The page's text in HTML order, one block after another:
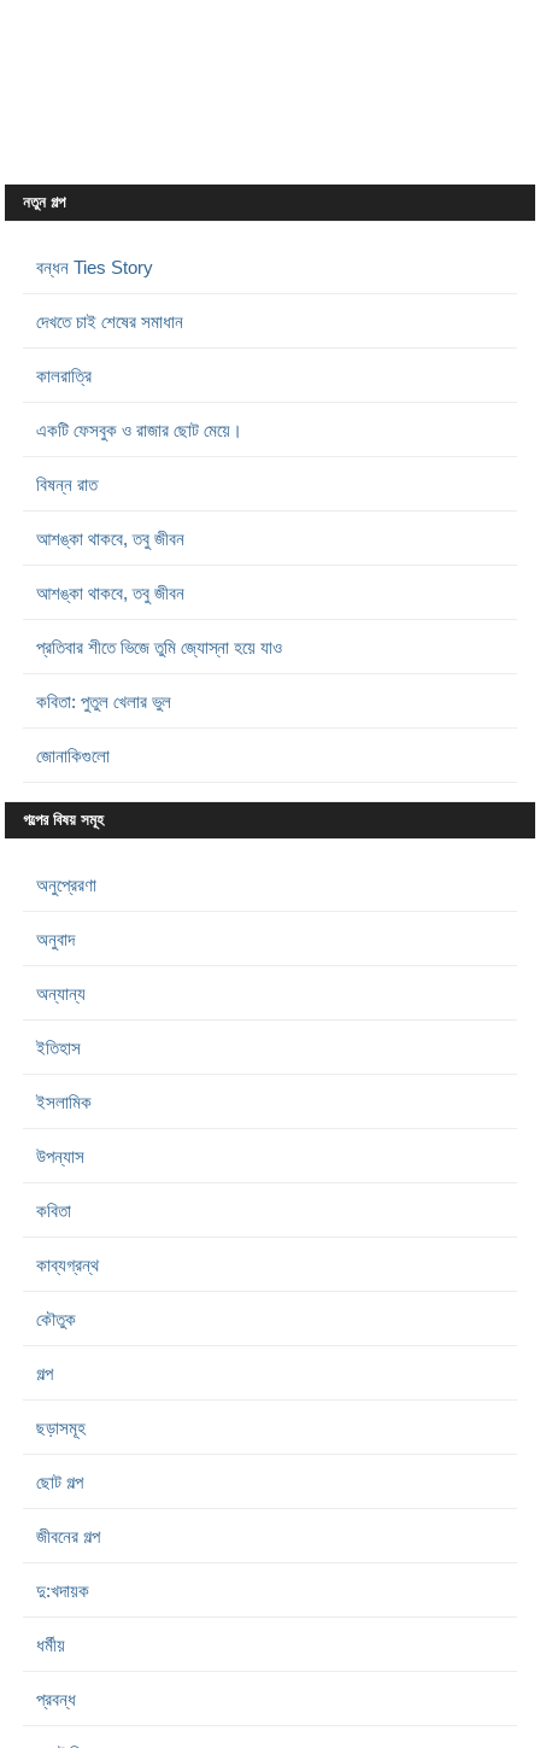
নতুন গল্প
বন্ধন Ties Story
দেখতে চাই শেষের সমাধান
কালরাত্রি
একটি ফেসবুক ও রাজার ছোট মেয়ে।
বিষন্ন রাত
আশঙ্কা থাকবে, তবু জীবন
আশঙ্কা থাকবে, তবু জীবন
প্রতিবার শীতে ভিজে তুমি জ্যোস্না হয়ে যাও
কবিতা: পুতুল খেলার ভুল
জোনাকিগুলো
গল্পের বিষয় সমূহ
অনুপ্রেরণা
অনুবাদ
অন্যান্য
ইতিহাস
ইসলামিক
উপন্যাস
কবিতা
কাব্যগ্রন্থ
কৌতুক
গল্প
ছড়াসমূহ
ছোট গল্প
জীবনের গল্প
দু:খদায়ক
ধর্মীয়
প্রবন্ধ